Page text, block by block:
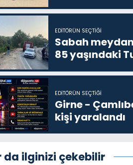
EDITÖRÜN SEÇTIĞI
Sabah
85 yaşındaki
EDITÖRÜN SEÇTIĞI
Girne -
kişi yaralandı
da ilginizi çekebilir